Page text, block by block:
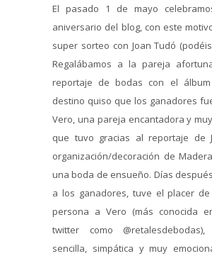
El pasado 1 de mayo
aniversario del blog, con este
super sorteo con Joan Tudó
Regalábamos a la pareja
reportaje de bodas con el álbum
destino quiso que los ganadores
Vero, una pareja encantadora y
que tuvo gracias al reportaje de
organización/decoración de
una boda de ensueño. Días
a los ganadores, tuve el placer
persona a Vero (más conocida
twitter como
sencilla, simpática y muy